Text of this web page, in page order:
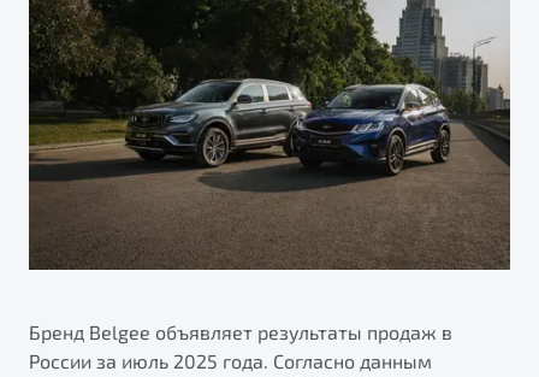
Яркий кроссовер
от 2 219 990 ₽*
В наличии
S50
Автокредит
Трейд-ин
Страхование
Расчет КАСКО
ПОДДЕРЖКА
Гарантия Belgee
Belgee Линк
Belgee Клуб
Belgee Плюс
Реферальная программа
Помощь на дорогах
О дилерском центре
Правовая информация
Бренд Belgee объявляет результаты продаж в
России за июль 2025 года. Согласно данным